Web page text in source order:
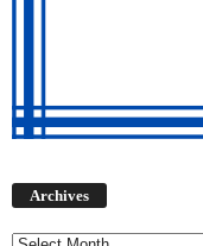
Archives